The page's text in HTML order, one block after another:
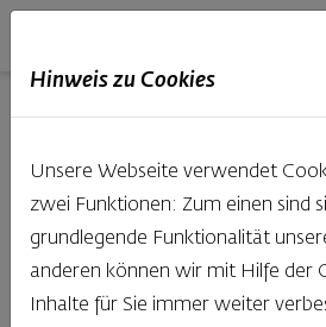
Backstube
Was gibt es Schöneres, als bei
der Wahl zu haben? Noch dazu,
auf den kleinen, feinen
Hinweis zu Cookies
Unsere Webseite verwendet
zwei Funktionen: Zum einen sind
grundlegende Funktionalität
anderen können wir mit Hilfe der
Inhalte für Sie immer weiter